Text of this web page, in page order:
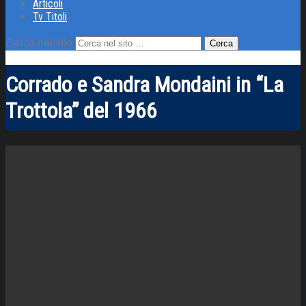
Articoli
Tv Titoli
Cerca nel sito
Corrado e Sandra Mondaini in “La
Trottola” del 1966